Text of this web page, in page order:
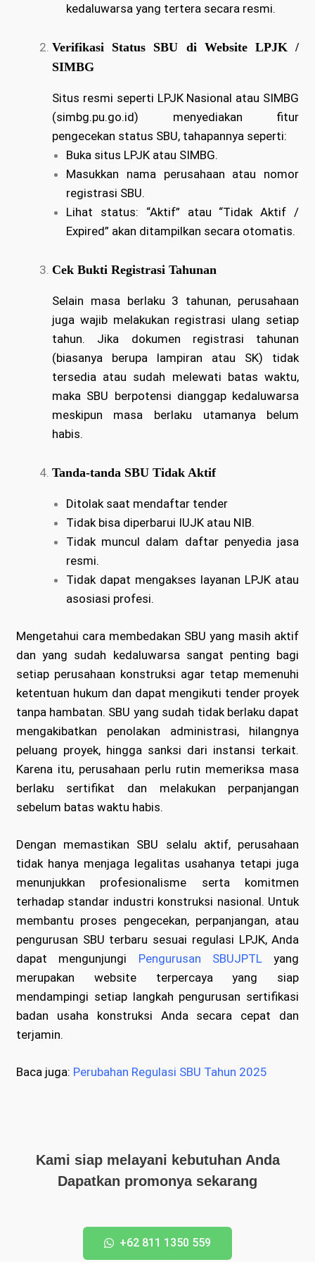
kedaluwarsa yang tertera secara resmi.
Verifikasi Status SBU di Website LPJK /
SIMBG
Situs resmi seperti LPJK Nasional atau SIMBG
(simbg.pu.go.id) menyediakan fitur
pengecekan status SBU, tahapannya seperti:
Buka situs LPJK atau SIMBG.
Masukkan nama perusahaan atau nomor
registrasi SBU.
Lihat status: “Aktif” atau “Tidak Aktif /
Expired” akan ditampilkan secara otomatis.
Cek Bukti Registrasi Tahunan
Selain masa berlaku 3 tahunan, perusahaan
juga wajib melakukan registrasi ulang setiap
tahun. Jika dokumen registrasi tahunan
(biasanya berupa lampiran atau SK) tidak
tersedia atau sudah melewati batas waktu,
maka SBU berpotensi dianggap kedaluwarsa
meskipun masa berlaku utamanya belum
habis.
Tanda-tanda SBU Tidak Aktif
Ditolak saat mendaftar tender
Tidak bisa diperbarui IUJK atau NIB.
Tidak muncul dalam daftar penyedia jasa
resmi.
Tidak dapat mengakses layanan LPJK atau
asosiasi profesi.
Mengetahui cara membedakan SBU yang masih aktif
dan yang sudah kedaluwarsa sangat penting bagi
setiap perusahaan konstruksi agar tetap memenuhi
ketentuan hukum dan dapat mengikuti tender proyek
tanpa hambatan. SBU yang sudah tidak berlaku dapat
mengakibatkan penolakan administrasi, hilangnya
peluang proyek, hingga sanksi dari instansi terkait.
Karena itu, perusahaan perlu rutin memeriksa masa
berlaku sertifikat dan melakukan perpanjangan
sebelum batas waktu habis.
Dengan memastikan SBU selalu aktif, perusahaan
tidak hanya menjaga legalitas usahanya tetapi juga
menunjukkan profesionalisme serta komitmen
terhadap standar industri konstruksi nasional. Untuk
membantu proses pengecekan, perpanjangan, atau
pengurusan SBU terbaru sesuai regulasi LPJK, Anda
dapat mengunjungi Pengurusan SBUJPTL
yang
merupakan website terpercaya yang siap
mendampingi setiap langkah pengurusan sertifikasi
badan usaha konstruksi Anda secara cepat dan
terjamin.
Baca juga: Perubahan Regulasi SBU Tahun 2025
Kami siap melayani kebutuhan Anda
Dapatkan promonya sekarang
+62 811 1350 559